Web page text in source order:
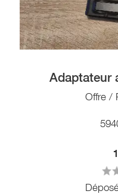
Adaptateur
Offre /